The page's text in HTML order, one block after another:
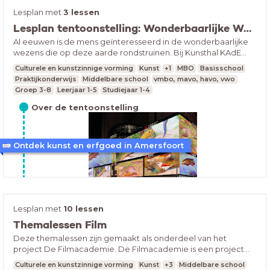
Lesplan met 3 lessen
Lesplan tentoonstelling: Wonderbaarlijke Wezens
Al eeuwen is de mens geïnteresseerd in de wonderbaarlijke
wezens die op deze aarde rondstruinen. Bij Kunsthal KAdE
maakten we een tentoonstelling over die 'verwondering'.
Culturele en kunstzinnige vorming Kunst +1 MBO
Basisschool
Praktijkonderwijs
Middelbare school
vmbo, mavo, havo, vwo
Groep 3-8
Leerjaar 1-5 Studiejaar 1-4
Over de tentoonstelling
Vanaf 3 juni is de tentoonstelling Wonderbaarlijke
Wezens te zien. Al sinds de Griekse en Romeinse tijd
deelden avontuurlijke reizigers verhalen over de
wonderbaarlijke ‘wilde’ dieren die ze hebben gezien
tijdens hun verre reizen; met slagtanden, een grote
hoorn, gevaarlijke klauwen of met een enorme lange
nek. Ze ontdekten een nieuwe wereld, die enorm tot de
Tip! bereid je bezoek voor met de klas
Ontdek kunst en erfgoed in Amersfoort
Lesplan met 10 lessen
Themalessen Film
Deze themalessen zijn gemaakt als onderdeel van het
project De Filmacademie. De Filmacademie is een project
van filmhuis LUX en het Montessori College Nijmegen. Binnen
Culturele en kunstzinnige vorming Kunst +3
Middelbare school